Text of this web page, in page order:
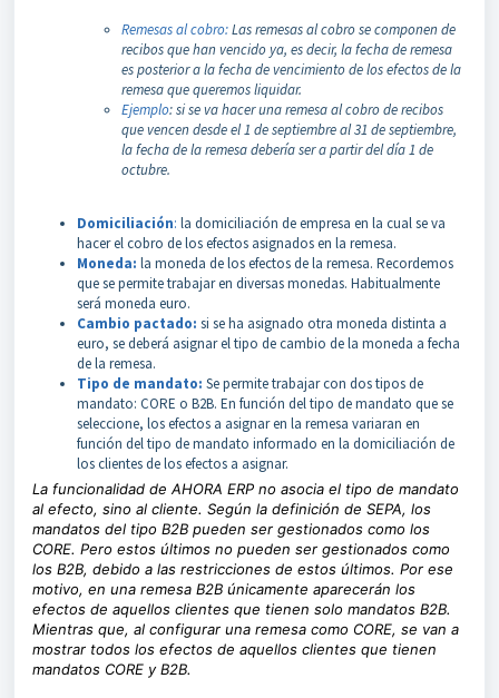
Remesas al cobro:Las remesas al cobro se componen de
recibos que han vencido ya, es decir, la fecha de remesa
es posterior a la fecha de vencimiento de los efectos de la
remesa que queremos liquidar.
Ejemplo: si se va hacer una remesa al cobro de recibos
que vencen desde el 1 de septiembre al 31 de septiembre,
la fecha de la remesa debería ser a partir del día 1 de
octubre.
Domiciliación: la domiciliación de empresa en la cual se va
hacer el cobro de los efectos asignados en la remesa.
Moneda: la moneda de los efectos de la remesa. Recordemos
que se permite trabajar en diversas monedas. Habitualmente
será moneda euro.
Cambio pactado: si se ha asignado otra moneda distinta a
euro, se deberá asignar el tipo de cambio de la moneda a fecha
de la remesa.
Tipo de mandato: Se permite trabajar con dos tipos de
mandato: CORE o B2B. En función del tipo de mandato que se
seleccione, los efectos a asignar en la remesa variaran en
función del tipo de mandato informado en la domiciliación de
los clientes de los efectos a asignar.
La funcionalidad de AHORA ERP no asocia el tipo de mandato
al efecto, sino al cliente. Según la definición de SEPA, los
mandatos del tipo B2B pueden ser gestionados como los
CORE. Pero estos últimos no pueden ser gestionados como
los B2B, debido a las restricciones de estos últimos. Por ese
motivo, en una remesa B2B únicamente aparecerán los
efectos de aquellos clientes que tienen solo mandatos B2B.
Mientras que, al configurar una remesa como CORE, se van a
mostrar todos los efectos de aquellos clientes que tienen
mandatos CORE y B2B.